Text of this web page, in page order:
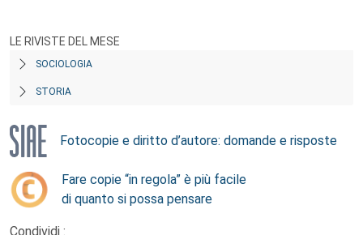
LE RIVISTE DEL MESE
SOCIOLOGIA
STORIA
Fotocopie e diritto d’autore: domande e risposte
Fare copie “in regola” è più facile
di quanto si possa pensare
Condividi :